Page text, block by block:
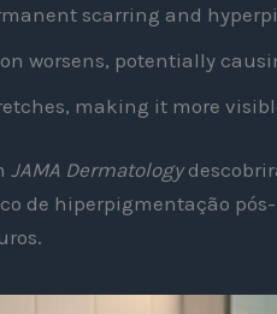
scarring and
worsens, potentially
making it more
JAMA Dermatology
de hiperpigmentação